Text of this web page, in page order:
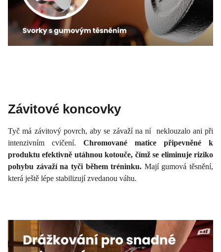
Závitové koncovky
Tyč má závitový povrch, aby se závaží na ní neklouzalo ani při
intenzivním cvičení. Chromované matice připevněné k
produktu efektivně utáhnou kotouče, čímž se eliminuje riziko
pohybu závaží na tyči během tréninku. Mají gumová těsnění,
která ještě lépe stabilizují zvedanou váhu.